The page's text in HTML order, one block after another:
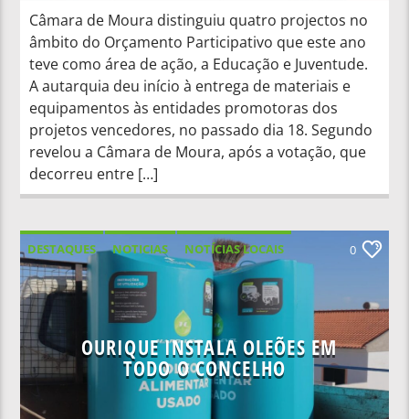
Câmara de Moura distinguiu quatro projectos no
âmbito do Orçamento Participativo que este ano
teve como área de ação, a Educação e Juventude.
A autarquia deu início à entrega de materiais e
equipamentos às entidades promotoras dos
projetos vencedores, no passado dia 18. Segundo
revelou a Câmara de Moura, após a votação, que
decorreu entre […]
DESTAQUES NOTICIAS
NOTÍCIAS LOCAIS
NOTÍCIAS NACIONAIS
0
OURIQUE INSTALA OLEÕES EM
TODO O CONCELHO